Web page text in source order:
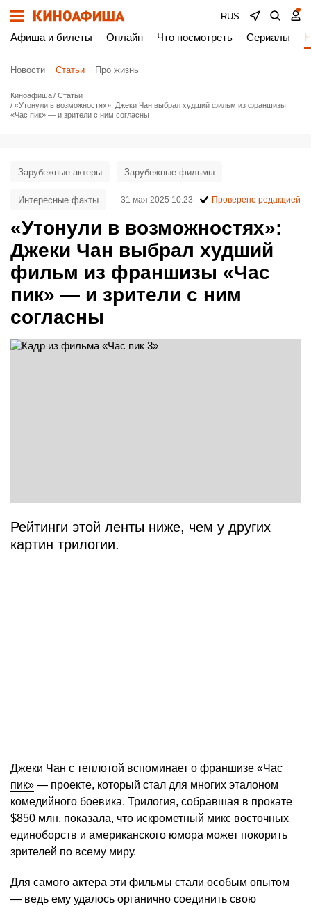
RUS
Афиша и билеты Онлайн Что посмотреть Сериалы
Новости Статьи Про жизнь
Киноафиша
Статьи
«Утонули в возможностях»: Джеки Чан выбрал худший фильм из франшизы
«Час пик» — и зрители с ним согласны
«Утонули в возможностях»:
Джеки Чан выбрал худший
фильм из франшизы «Час
пик» — и зрители с ним
согласны
Зарубежные актеры Зарубежные фильмы
Интересные факты 31 мая 2025 10:23 Проверено редакцией
Рейтинги этой ленты ниже, чем у других
картин трилогии.
Джеки Чан с теплотой вспоминает о франшизе «Час
пик» — проекте, который стал для многих эталоном
комедийного боевика. Трилогия, собравшая в прокате
$850 млн, показала, что искрометный микс восточных
единоборств и американского юмора может покорить
зрителей по всему миру.
Для самого актера эти фильмы стали особым опытом
— ведь ему удалось органично соединить свою